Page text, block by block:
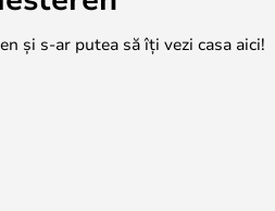
și s-ar putea să îți vezi casa aici!